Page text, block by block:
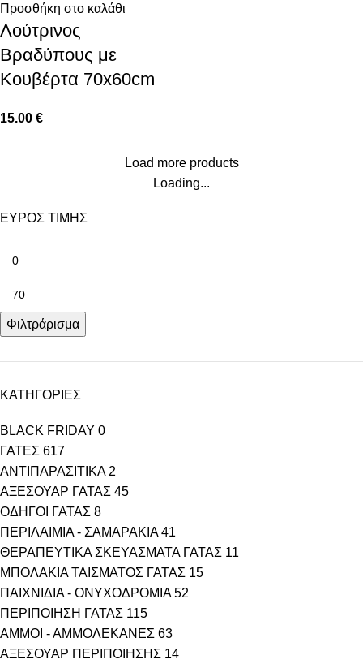
ΕΥΡΟΣ ΤΙΜΗΣ
Φιλτράρισμα
ΚΑΤΗΓΟΡΙΕΣ
BLACK FRIDAY 0
ΓΑΤΕΣ 617
ΑΝΤΙΠΑΡΑΣΙΤΙΚΑ 2
ΑΞΕΣΟΥΑΡ ΓΑΤΑΣ 45
ΟΔΗΓΟΙ ΓΑΤΑΣ 8
ΠΕΡΙΛΑΙΜΙΑ - ΣΑΜΑΡΑΚΙΑ 41
ΘΕΡΑΠΕΥΤΙΚΑ ΣΚΕΥΑΣΜΑΤΑ ΓΑΤΑΣ 11
ΜΠΟΛΑΚΙΑ ΤΑΙΣΜΑΤΟΣ ΓΑΤΑΣ 15
ΠΑΙΧΝΙΔΙΑ - ΟΝΥΧΟΔΡΟΜΙΑ 52
ΠΕΡΙΠΟΙΗΣΗ ΓΑΤΑΣ 115
ΑΜΜΟΙ - ΑΜΜΟΛΕΚΑΝΕΣ 63
ΑΞΕΣΟΥΑΡ ΠΕΡΙΠΟΙΗΣΗΣ 14
Προσθήκη στο καλάθι
Λούτρινος
Βραδύπους με
Κουβέρτα 70x60cm
15.00 €
Load more products
Loading...